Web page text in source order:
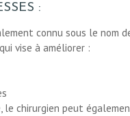
:
connu sous le nom
vise à améliorer :
chirurgien peut